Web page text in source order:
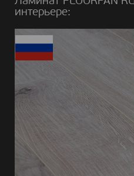
интерьере: